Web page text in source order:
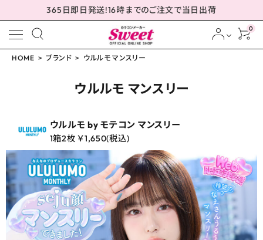
365日即日発送!16時までのご注文で当日出荷
0
meeting_room ログイン person 会員登録
配送方法について
発送について
お支払い方法について
お買い物ガイド
HOME ブランド ウルルモ マンスリー
ウルルモ マンスリー
ウルルモ by モテコン マンスリー
1箱2枚 ￥1,650(税込)